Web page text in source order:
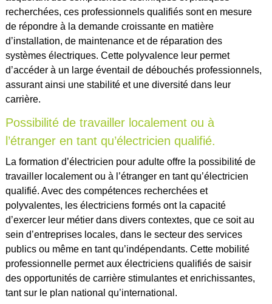
recherchées, ces professionnels qualifiés sont en mesure
de répondre à la demande croissante en matière
d’installation, de maintenance et de réparation des
systèmes électriques. Cette polyvalence leur permet
d’accéder à un large éventail de débouchés professionnels,
assurant ainsi une stabilité et une diversité dans leur
carrière.
Possibilité de travailler localement ou à
l’étranger en tant qu’électricien qualifié.
La formation d’électricien pour adulte offre la possibilité de
travailler localement ou à l’étranger en tant qu’électricien
qualifié. Avec des compétences recherchées et
polyvalentes, les électriciens formés ont la capacité
d’exercer leur métier dans divers contextes, que ce soit au
sein d’entreprises locales, dans le secteur des services
publics ou même en tant qu’indépendants. Cette mobilité
professionnelle permet aux électriciens qualifiés de saisir
des opportunités de carrière stimulantes et enrichissantes,
tant sur le plan national qu’international.